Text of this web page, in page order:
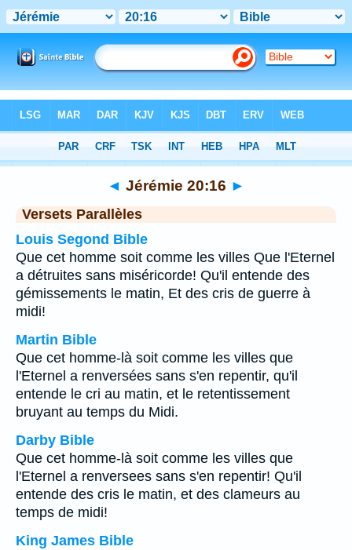
Chapitre 20 > Verset 16
◄ Jérémie 20:16 ►
Versets Parallèles
Louis Segond Bible
Que cet homme soit comme les villes Que l'Eternel
a détruites sans miséricorde! Qu'il entende des
gémissements le matin, Et des cris de guerre à
midi!
Martin Bible
Que cet homme-là soit comme les villes que
l'Eternel a renversées sans s'en repentir, qu'il
entende le cri au matin, et le retentissement
bruyant au temps du Midi.
Darby Bible
Que cet homme-là soit comme les villes que
l'Eternel a renversees sans s'en repentir! Qu'il
entende des cris le matin, et des clameurs au
temps de midi!
King James Bible